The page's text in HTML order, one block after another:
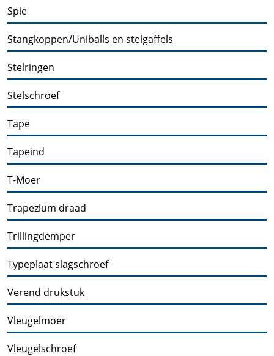
Spie
Stangkoppen/Uniballs en stelgaffels
Stelringen
Stelschroef
Tape
Tapeind
T-Moer
Trapezium draad
Trillingdemper
Typeplaat slagschroef
Verend drukstuk
Vleugelmoer
Vleugelschroef